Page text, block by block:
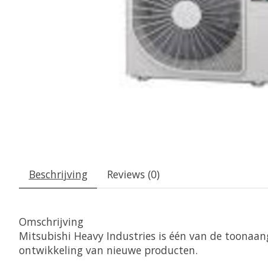
Beschrijving Reviews (0)
Omschrijving
Mitsubishi Heavy Industries is één van de
ontwikkeling van nieuwe producten.